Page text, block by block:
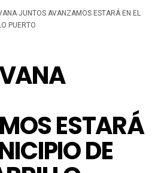
JUNTOS AVANZAMOS ESTARÁ EN EL
PUERTO
ESTARÁ
DE